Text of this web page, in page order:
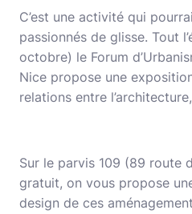
C’est une activité qui
passionnés de glisse. Tout
octobre) le Forum
Nice propose une
relations entre
Sur le parvis 109 (89 route
gratuit, on vous propose
design de ces